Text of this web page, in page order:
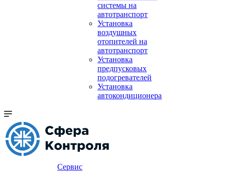
системы на
автотранспорт
Установка
воздушных
отопителей на
автотранспорт
Установка
предпусковых
подогревателей
Установка
автокондиционера
Сервис